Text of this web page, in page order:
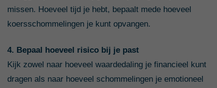
missen. Hoeveel tijd je hebt, bepaalt mede hoeveel
koersschommelingen je kunt opvangen.
4. Bepaal hoeveel risico bij je past
Kijk zowel naar hoeveel waardedaling je financieel kunt
dragen als naar hoeveel schommelingen je emotioneel